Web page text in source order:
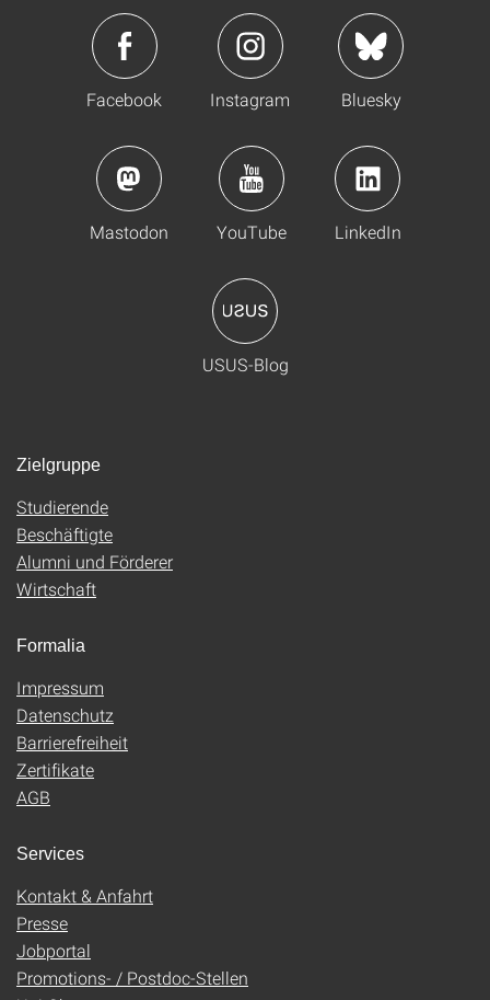
Facebook Instagram Bluesky
Mastodon YouTube LinkedIn
USUS-Blog
Zielgruppe
Studierende
Beschäftigte
Alumni und Förderer
Wirtschaft
Formalia
Impressum
Datenschutz
Barrierefreiheit
Zertifikate
AGB
Services
Kontakt & Anfahrt
Presse
Jobportal
Promotions- / Postdoc-Stellen